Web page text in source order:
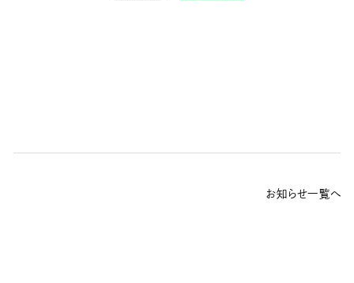
お知らせ一覧へ